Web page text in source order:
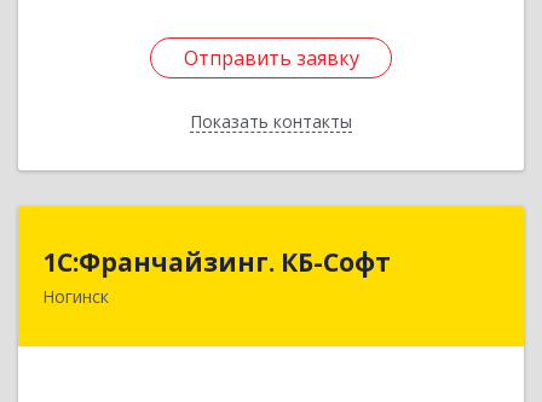
Отправить заявку
Показать контакты
Отправить заявку
Назад
1С:Франчайзинг. КБ-Софт
Ногинск
1С:Франчайзинг. КБ-Софт
142400, Московская обл, г.о Богородский,